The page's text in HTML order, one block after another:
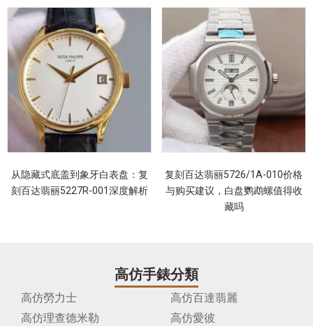
从隐藏式底盖到象牙白表盘：复
刻百达翡丽5227R-001深度解析
复刻百达翡丽5726/1A-010价格
与购买建议，白盘鹦鹉螺值得收
藏吗
高仿手錶分類
高仿勞力士
高仿百達翡麗
高仿理查德米勒
高仿愛彼